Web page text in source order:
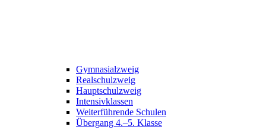
Gymnasialzweig
Realschulzweig
Hauptschulzweig
Intensivklassen
Weiterführende Schulen
Übergang 4.–5. Klasse